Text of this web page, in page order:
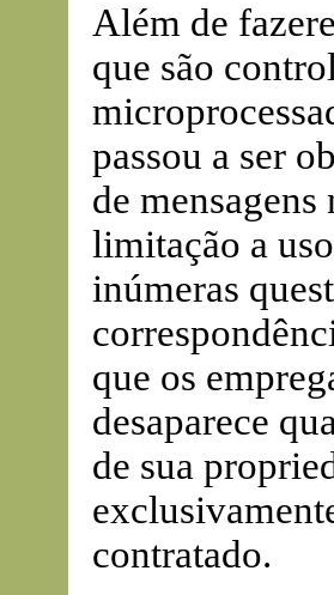
Além de
que são
passou a ser
de
limitação a
inúmeras
que os
desaparece
de sua
contratado.